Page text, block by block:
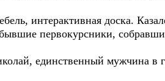
интерактивная доска.
первокурсники,
единственный мужчина в